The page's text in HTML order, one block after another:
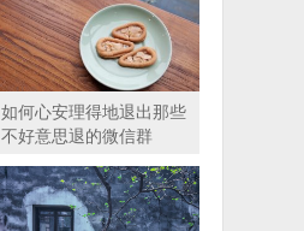
如何心安理得地退出那些
不好意思退的微信群